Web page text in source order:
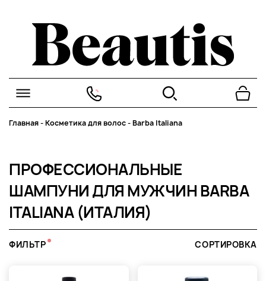
Главная-Косметика для волос-Barba Italiana
ПРОФЕССИОНАЛЬНЫЕ
ШАМПУНИ ДЛЯ МУЖЧИН BARBA
ITALIANA (ИТАЛИЯ)
ФИЛЬТР СОРТИРОВКА